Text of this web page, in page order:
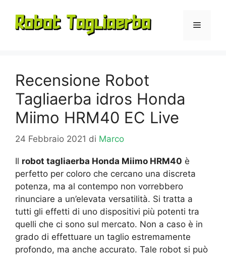
contenuto
Menu
Recensione Robot
Tagliaerba idros Honda
Miimo HRM40 EC Live
24 Febbraio 2021 di Marco
Il robot tagliaerba Honda Miimo HRM40 è
perfetto per coloro che cercano una discreta
potenza, ma al contempo non vorrebbero
rinunciare a un’elevata versatilità. Si tratta a
tutti gli effetti di uno dispositivi più potenti tra
quelli che ci sono sul mercato. Non a caso è in
grado di effettuare un taglio estremamente
profondo, ma anche accurato. Tale robot si può